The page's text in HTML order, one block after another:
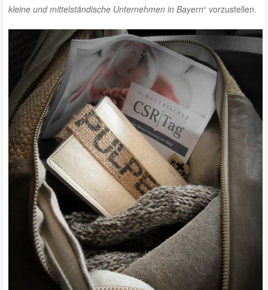
kleine und mittelständische Unternehmen in Bayern“ vorzustellen.